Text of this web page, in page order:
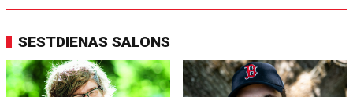
SESTDIENAS SALONS